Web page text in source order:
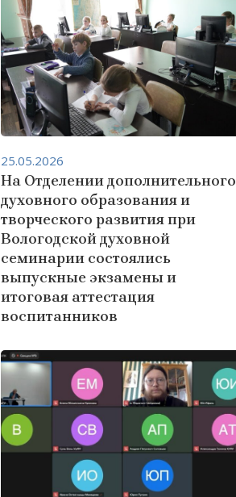
На Отделении дополнительного
духовного образования и
творческого развития при
Вологодской духовной
семинарии состоялись
выпускные экзамены и
итоговая аттестация
воспитанников
25.05.2026